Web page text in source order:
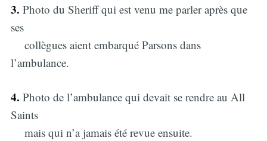
3. Photo du Sheriff qui est venu me parler après que
ses
collègues aient embarqué Parsons dans
l’ambulance.
4. Photo de l’ambulance qui devait se rendre au All
Saints
mais qui n’a jamais été revue ensuite.